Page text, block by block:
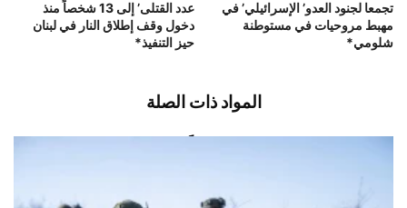
عدد القتلى’ إلى 13 شخصاً منذ
دخول وقف إطلاق النار في لبنان
حيز التنفيذ*
تجمعا لجنود العدو’ الإسرائيلي’ في
مهبط مروحيات في مستوطنة
شلومي*
المواد ذات الصلة